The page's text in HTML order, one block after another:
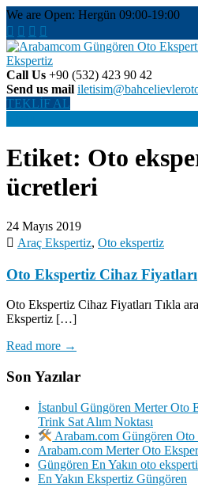
Skip
to
content
We are Open: Hergün 09:00-19:00
Arabamcom
Ekspertiz –
Merter oto
Günngören Oto Ekspertiz, En Çok
Detaylı, Hatasız Ekspertiz Hizmeti. 2.
Call Us +90 (532) 423 90 42
Send us mail
TEKLİF AL
Etiket: Oto
ücretleri
24 Mayıs 2019
Araç Ekspertiz, Oto ekspertiz
Oto Ekspertiz Cihaz Fiyatları
Oto Ekspertiz Cihaz Fiyatları Tıkla
Ekspertiz […]
Read more →
Son Yazılar
İstanbul Güngören Merter Oto
Trink Sat Alım Noktası
Arabam.com Güngören Oto
Arabam.com Merter Oto
Güngören En Yakın oto
En Yakın Ekspertiz Güngören